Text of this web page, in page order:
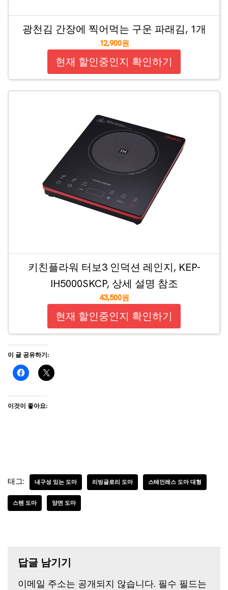
광천김 간장에 찍어먹는 구운 파래김, 1개
12,900원
현재 할인중인지 확인하기
키친플라워 터보3 인덕션 레인지, KEP-
IH5000SKCP, 상세 설명 참조
43,500원
현재 할인중인지 확인하기
이 글 공유하기:
이것이 좋아요:
태그: 내구성 있는 도마 리빙글로리 도마 스테인레스 도마 대형
스텐 도마 양면 도마
답글 남기기
이메일 주소는 공개되지 않습니다. 필수 필드는